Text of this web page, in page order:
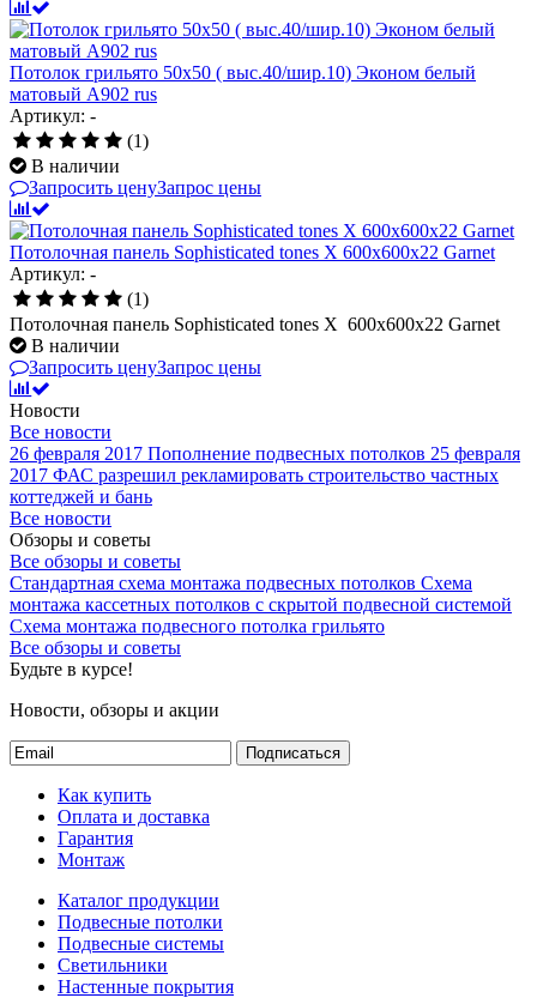
Потолок грильято 50х50 ( выс.40/шир.10) Эконом белый
матовый А902 rus
Артикул: -
(1)
В наличии
Запросить ценуЗапрос цены
Потолочная панель Sophisticated tones X 600x600x22 Garnet
Артикул: -
(1)
Потолочная панель Sophisticated tones X 600x600x22 Garnet
В наличии
Запросить ценуЗапрос цены
Новости
Все новости
26 февраля 2017 Пополнение подвесных потолков 25 февраля
2017 ФАС разрешил рекламировать строительство частных
коттеджей и бань
Все новости
Обзоры и советы
Все обзоры и советы
Стандартная схема монтажа подвесных потолков Схема
монтажа кассетных потолков с скрытой подвесной системой
Схема монтажа подвесного потолка грильято
Все обзоры и советы
Будьте в курсе!
Новости, обзоры и акции
Подписаться
Как купить
Оплата и доставка
Гарантия
Монтаж
Каталог продукции
Подвесные потолки
Подвесные системы
Светильники
Настенные покрытия